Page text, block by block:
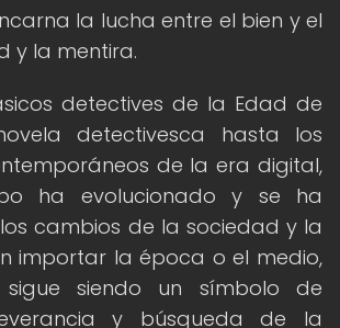
la lucha entre el bien y el
y la mentira.
detectives de la Edad de
detectivesca hasta los
de la era digital,
ha evolucionado y se ha
cambios de la sociedad y la
importar la época o el medio,
siendo un símbolo de
y búsqueda de la